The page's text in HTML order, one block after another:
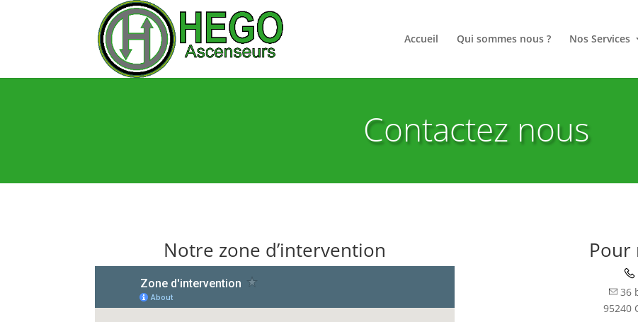
Accueil Qui sommes nous ? Nos Services
Contactez nous
Notre zone d’intervention Pour
36
95240